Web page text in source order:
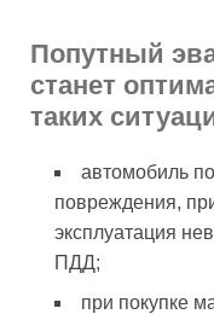
Попутный
станет
таких
автомобиль
повреждения,
эксплуатация
ПДД;
при покупке